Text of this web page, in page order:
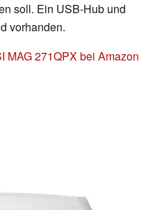
soll. Ein USB-Hub und
vorhanden.
MAG 271QPX bei Amazon